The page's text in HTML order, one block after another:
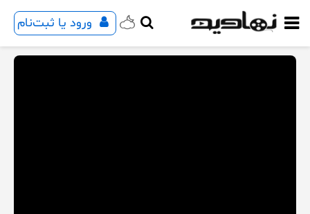
ورود یا ثبت‌نام